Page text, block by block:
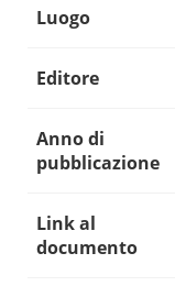
Luogo
Editore
Anno di
pubblicazione
Link al
documento